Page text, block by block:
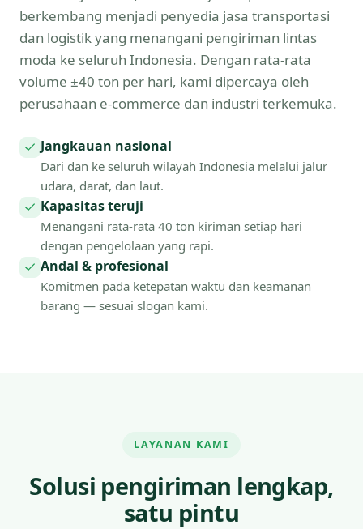
berkembang menjadi penyedia jasa transportasi
dan logistik yang menangani pengiriman lintas
moda ke seluruh Indonesia. Dengan rata-rata
volume ±40 ton per hari, kami dipercaya oleh
perusahaan e-commerce dan industri terkemuka.
Jangkauan nasional
Dari dan ke seluruh wilayah Indonesia melalui jalur
udara, darat, dan laut.
Kapasitas teruji
Menangani rata-rata 40 ton kiriman setiap hari
dengan pengelolaan yang rapi.
Andal & profesional
Komitmen pada ketepatan waktu dan keamanan
barang — sesuai slogan kami.
LAYANAN KAMI
Solusi pengiriman lengkap,
satu pintu